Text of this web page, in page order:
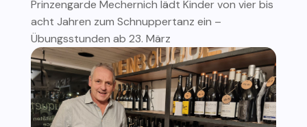
Prinzengarde Mechernich lädt Kinder von vier bis
acht Jahren zum Schnuppertanz ein –
Übungsstunden ab 23. März